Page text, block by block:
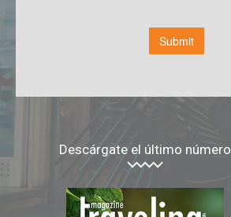
Descárgate el último número